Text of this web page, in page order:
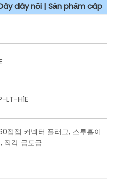
dây nối | Sản phẩm cáp
LT-H1E
접점 커넥터 플러그, 스루홀이
직각 금도금